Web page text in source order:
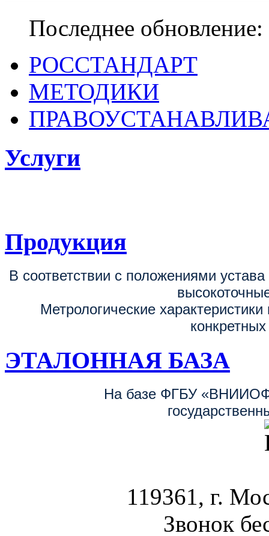
Последнее
РОССТАНДАРТ
МЕТОДИКИ
Услуги
Продукция
В соответствии с положениями
Метрологические
ЭТАЛОННАЯ БАЗА
На базе ФГБУ
119361, г.
Звонок